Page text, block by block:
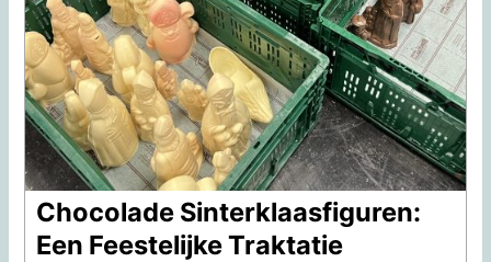
Chocolade Sinterklaasfiguren:
Een Feestelijke Traktatie